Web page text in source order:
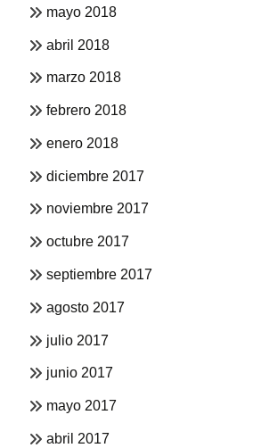
mayo 2018
abril 2018
marzo 2018
febrero 2018
enero 2018
diciembre 2017
noviembre 2017
octubre 2017
septiembre 2017
agosto 2017
julio 2017
junio 2017
mayo 2017
abril 2017